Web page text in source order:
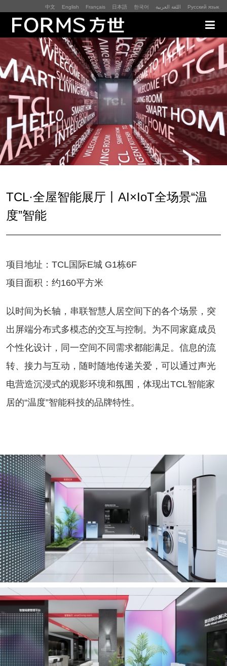
中文 English Français 日本語 한국어 اللغة العربية Русский язык
展厅展馆·EXHIBITION
零售终端与展示道具·SI&POSM
全球展会·EXPO
数字媒体与展项装置·CG&DVICE
首页
TCL·全屋智能展厅丨AI×IoT全场景“温
度”智能
项目地址：TCL国际E城 G1栋6F
项目面积：约160平方米
以时间为长轴，串联智慧人居空间下的各个场景，突
出屏端分布式多模态的交互与控制。为不同家庭成员
个性化设计，同一空间不同需求都能满足。信息的流
转、接力与互动，随时随地传递关爱，可以通过声光
电营造沉浸式的观影环境和氛围，体现出TCL智能家
居的“温度”智能科技的品牌特性。